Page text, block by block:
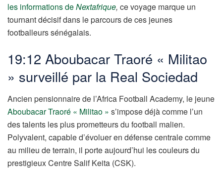
les informations deNextafrique, ce voyage marque un
tournant décisif dans le parcours de ces jeunes
footballeurs sénégalais.
19:12 Aboubacar Traoré « Militao
» surveillé par la Real Sociedad
Ancien pensionnaire de l’Africa Football Academy, le jeune
Aboubacar Traoré « Militao » s’impose déjà comme l’un
des talents les plus prometteurs du football malien.
Polyvalent, capable d’évoluer en défense centrale comme
au milieu de terrain, il porte aujourd’hui les couleurs du
prestigieux Centre Salif Keita (CSK).